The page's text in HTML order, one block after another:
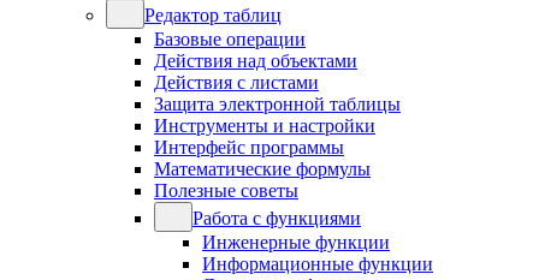
Редактор таблиц
Базовые операции
Действия над объектами
Действия с листами
Защита электронной таблицы
Инструменты и настройки
Интерфейс программы
Математические формулы
Полезные советы
Работа с функциями
Инженерные функции
Информационные функции